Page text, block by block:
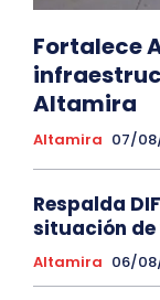
Fortalece
Altamira
Altamira 07/
Respalda
situación
Altamira 06/